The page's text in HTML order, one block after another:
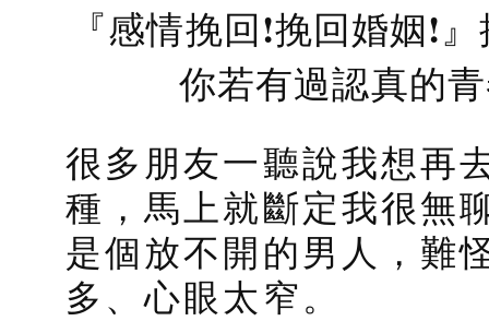
『感情挽回!挽回婚姻!
你若有過認真的
很多朋友一聽說我想再
種，馬上就斷定我很無
是個放不開的男人，難
多、心眼太窄。